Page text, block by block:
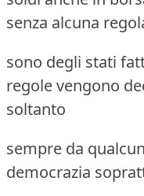
senza alcuna
sono degli stati
regole vengono
soltanto
sempre da
democrazia